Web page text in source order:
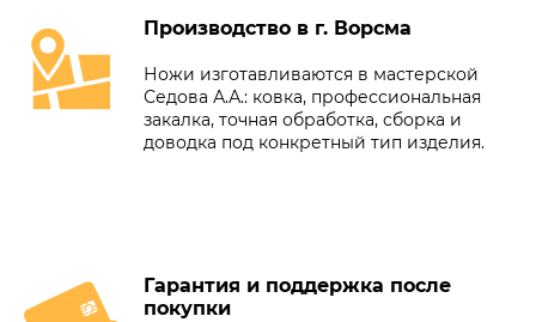
Производство в г. Ворсма
Ножи изготавливаются в мастерской
Седова А.А.: ковка, профессиональная
закалка, точная обработка, сборка и
доводка под конкретный тип изделия.
Гарантия и поддержка после
покупки